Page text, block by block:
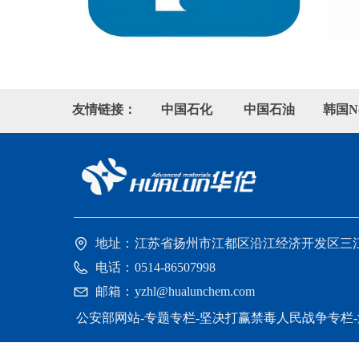
友情链接： 中国石化 中国石油 韩国
地址： 江苏省扬州市江都区沿江经济开发区三
电话： 0514-86507998
邮箱： yzhl@hualunchem.com
公安部网站-专题专栏-坚决打赢禁毒人民战争专栏